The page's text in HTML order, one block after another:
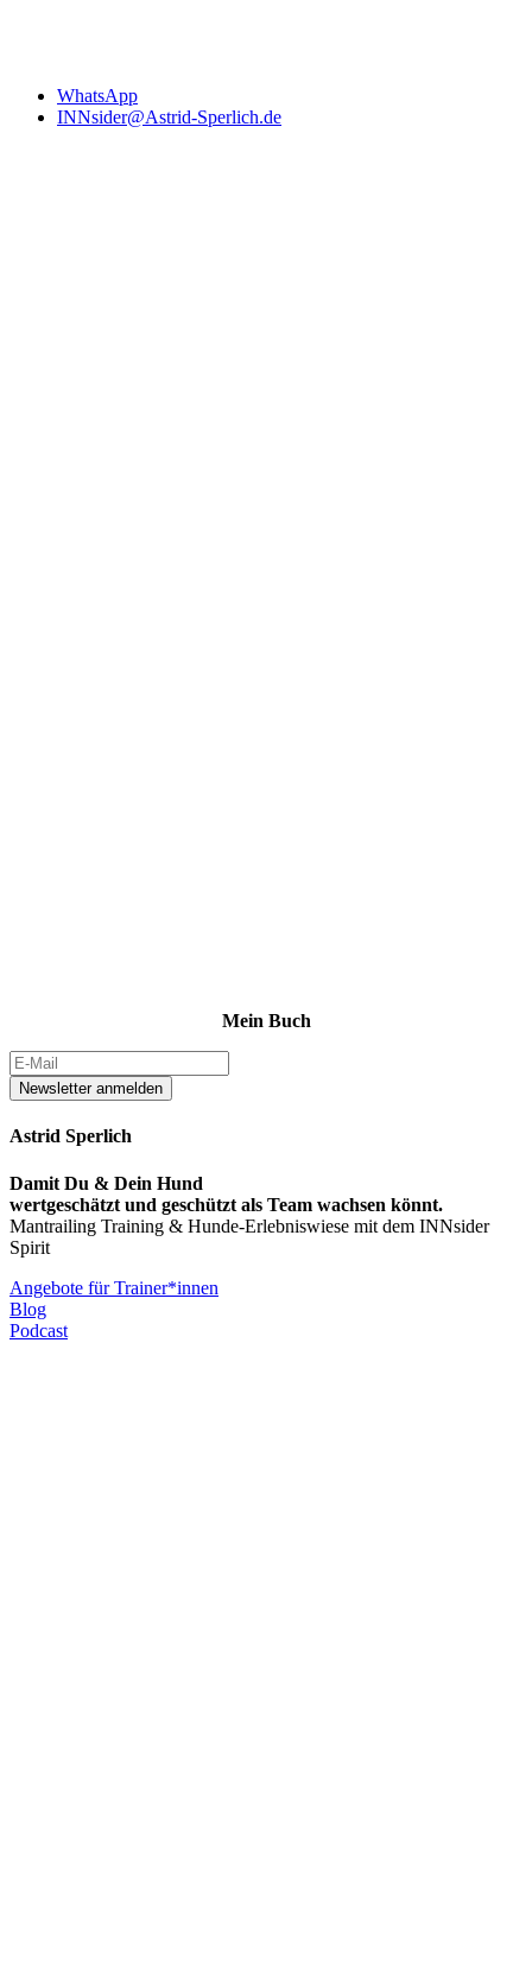
WhatsApp
INNsider@Astrid-Sperlich.de
Mein Buch
Newsletter anmelden
Astrid Sperlich
Damit Du & Dein Hund
wertgeschätzt und geschützt als Team wachsen könnt.
Mantrailing Training & Hunde-Erlebniswiese mit dem INNsider
Spirit
Angebote für Trainer*innen
Blog
Podcast